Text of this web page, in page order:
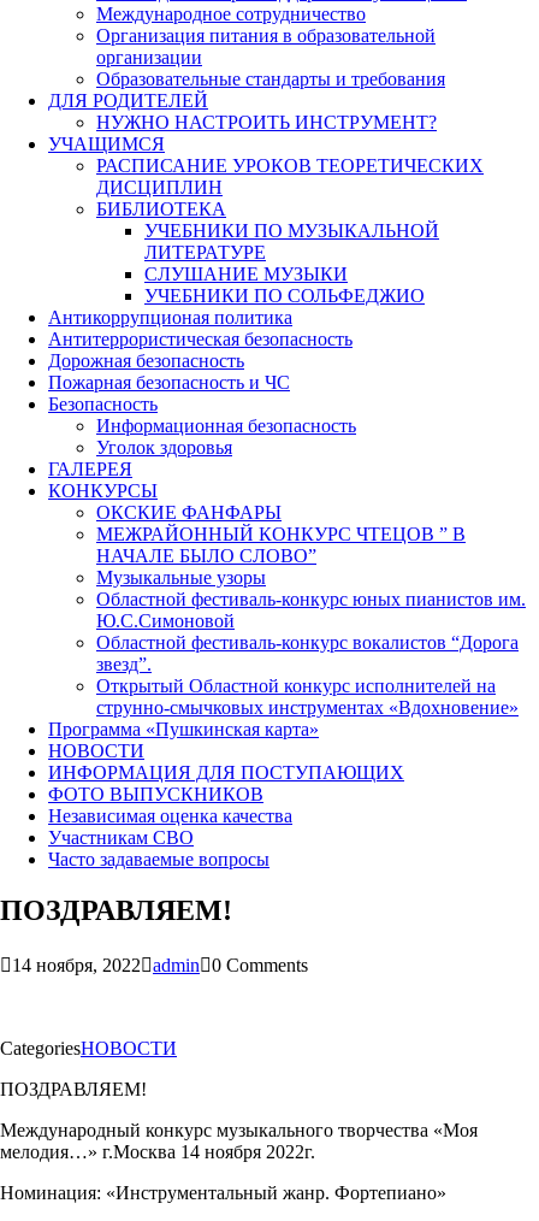
Международное сотрудничество
Организация питания в образовательной
организации
Образовательные стандарты и требования
ДЛЯ РОДИТЕЛЕЙ
НУЖНО НАСТРОИТЬ ИНСТРУМЕНТ?
УЧАЩИМСЯ
РАСПИСАНИЕ УРОКОВ ТЕОРЕТИЧЕСКИХ
ДИСЦИПЛИН
БИБЛИОТЕКА
УЧЕБНИКИ ПО МУЗЫКАЛЬНОЙ
ЛИТЕРАТУРЕ
СЛУШАНИЕ МУЗЫКИ
УЧЕБНИКИ ПО СОЛЬФЕДЖИО
Антикоррупционая политика
Антитеррористическая безопасность
Дорожная безопасность
Пожарная безопасность и ЧС
Безопасность
Информационная безопасность
Уголок здоровья
ГАЛЕРЕЯ
КОНКУРСЫ
ОКСКИЕ ФАНФАРЫ
МЕЖРАЙОННЫЙ КОНКУРС ЧТЕЦОВ ” В
НАЧАЛЕ БЫЛО СЛОВО”
Музыкальные узоры
Областной фестиваль-конкурс юных пианистов им.
Ю.С.Симоновой
Областной фестиваль-конкурс вокалистов “Дорога
звезд”.
Открытый Областной конкурс исполнителей на
струнно-смычковых инструментах «Вдохновение»
Программа «Пушкинская карта»
НОВОСТИ
ИНФОРМАЦИЯ ДЛЯ ПОСТУПАЮЩИХ
ФОТО ВЫПУСКНИКОВ
Независимая оценка качества
Участникам СВО
Часто задаваемые вопросы
ПОЗДРАВЛЯЕМ!
14 ноября, 2022 admin 0 Comments
CategoriesНОВОСТИ
ПОЗДРАВЛЯЕМ!
Международный конкурс музыкального творчества «Моя
мелодия…» г.Москва 14 ноября 2022г.
Номинация: «Инструментальный жанр. Фортепиано»